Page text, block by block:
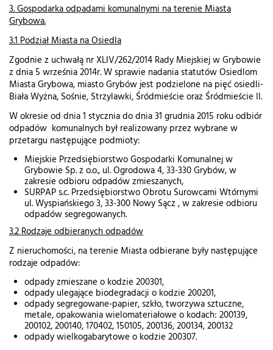
3. Gospodarka odpadami komunalnymi na terenie Miasta
Grybowa.
3.1 Podział Miasta na Osiedla
Zgodnie z uchwałą nr XLIV/262/2014 Rady Miejskiej w Grybowie
z dnia 5 września 2014r. W sprawie nadania statutów Osiedlom
Miasta Grybowa, miasto Grybów jest podzielone na pięć osiedli-
Biała Wyżna, Sośnie, Strzylawki, Śródmieście oraz Śródmieście II.
W okresie od dnia 1 stycznia do dnia 31 grudnia 2015 roku odbiór
odpadów komunalnych był realizowany przez wybrane w
przetargu następujące podmioty:
Miejskie Przedsiębiorstwo Gospodarki Komunalnej w
Grybowie Sp. z o.o., ul. Ogrodowa 4, 33-330 Grybów, w
zakresie odbioru odpadów zmieszanych,
SURPAP s.c. Przedsiębiorstwo Obrotu Surowcami Wtórnymi
ul. Wyspiańskiego 3, 33-300 Nowy Sącz , w zakresie odbioru
odpadów segregowanych.
3.2 Rodzaje odbieranych odpadów
Z nieruchomości, na terenie Miasta odbierane były następujące
rodzaje odpadów:
odpady zmieszane o kodzie 200301,
odpady ulegające biodegradacji o kodzie 200201,
odpady segregowane-papier, szkło, tworzywa sztuczne,
metale, opakowania wielomateriałowe o kodach: 200139,
200102, 200140, 170402, 150105, 200136, 200134, 200132
odpady wielkogabarytowe o kodzie 200307.